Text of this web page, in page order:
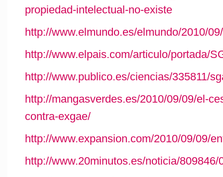
propiedad-intelectual-no-existe
http://www.elmundo.es/elmundo/2010/
http://www.elpais.com/articulo/portada/
http://www.publico.es/ciencias/335811/
http://mangasverdes.es/2010/09/09/el-
contra-exgae/
http://www.expansion.com/2010/09/09/
http://www.20minutos.es/noticia/809846/